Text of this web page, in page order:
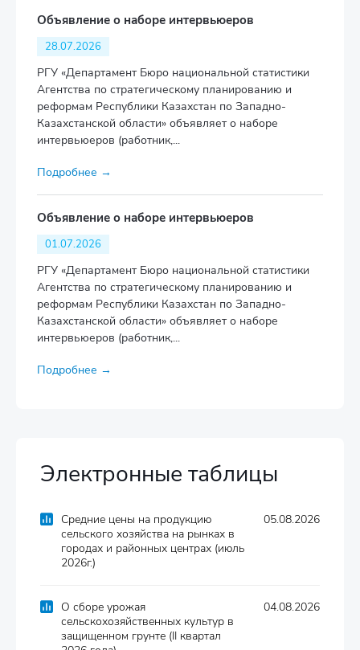
Объявление о наборе интервьюеров
28.07.2026
РГУ «Департамент Бюро национальной статистики
Агентства по стратегическому планированию и
реформам Республики Казахстан по Западно-
Казахстанской области» объявляет о наборе
интервьюеров (работник,...
Подробнее →
Объявление о наборе интервьюеров
01.07.2026
РГУ «Департамент Бюро национальной статистики
Агентства по стратегическому планированию и
реформам Республики Казахстан по Западно-
Казахстанской области» объявляет о наборе
интервьюеров (работник,...
Подробнее →
Электронные таблицы
Средние цены на продукцию
сельского хозяйства на рынках в
городах и районных центрах (июль
2026г.)
05.08.2026
О сборе урожая
сельскохозяйственных культур в
защищенном грунте (IІ квартал
04.08.2026